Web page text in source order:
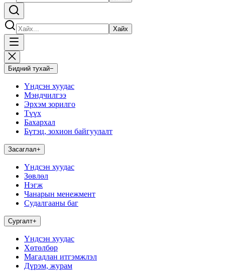
Хайх
Бидний тухай−
Үндсэн хуудас
Мэндчилгээ
Эрхэм зорилго
Түүх
Бахархал
Бүтэц, зохион байгуулалт
Засаглал+
Үндсэн хуудас
Зөвлөл
Нэгж
Чанарын менежмент
Судалгааны баг
Сургалт+
Үндсэн хуудас
Хөтөлбөр
Магадлан итгэмжлэл
Дүрэм, журам